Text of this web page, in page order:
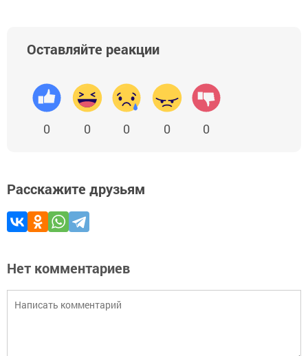
Оставляйте реакции
0 0 0 0 0
Расскажите друзьям
Нет комментариев